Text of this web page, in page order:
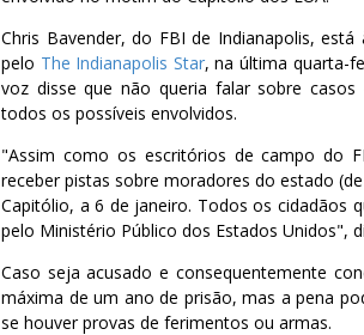
Chris Bavender, do FBI de Indianapolis,
pelo The Indianapolis Star, na última quarta-
voz disse que não queria falar sobre
todos os possíveis envolvidos.
"Assim como os escritórios de campo do
receber pistas sobre moradores do estado
Capitólio, a 6 de janeiro. Todos os cidadãos
pelo Ministério Público dos Estados Unidos",
Caso seja acusado e consequentemente
máxima de um ano de prisão, mas a pena
se houver provas de ferimentos ou armas.